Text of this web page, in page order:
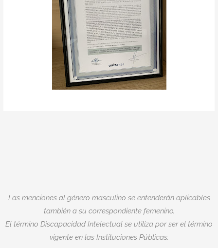
Las menciones al género masculino se entenderán aplicables
también a su correspondiente femenino.
El término Discapacidad Intelectual se utiliza por ser el término
vigente en las Instituciones Públicas.